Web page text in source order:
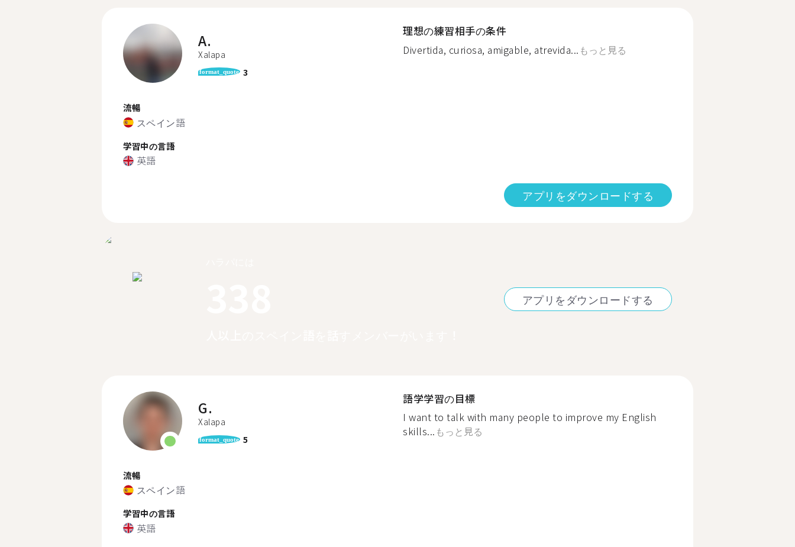
A.
Xalapa
format_quote 3
流暢
スペイン語
学習中の言語
英語
理想の練習相手の条件
Divertida, curiosa, amigable, atrevida... もっと見る
アプリをダウンロードする
アプリをダウンロードする
G.
Xalapa
format_quote 5
流暢
スペイン語
学習中の言語
英語
語学学習の目標
I want to talk with many people to improve my English
skills... もっと見る